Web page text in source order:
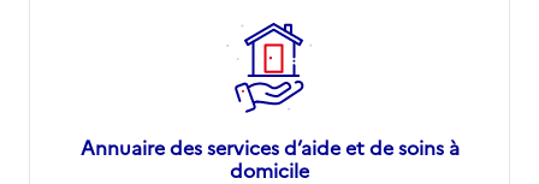
Annuaire des services d’aide et de soins à
domicile